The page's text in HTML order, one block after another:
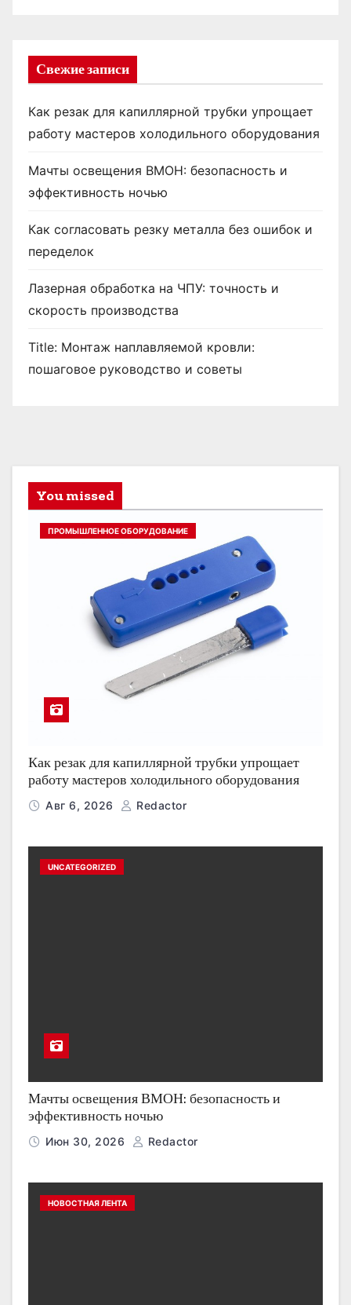
Свежие записи
Как резак для капиллярной трубки упрощает
работу мастеров холодильного оборудования
Мачты освещения ВМОН: безопасность и
эффективность ночью
Как согласовать резку металла без ошибок и
переделок
Лазерная обработка на ЧПУ: точность и
скорость производства
Title: Монтаж наплавляемой кровли:
пошаговое руководство и советы
You missed
ПРОМЫШЛЕННОЕ ОБОРУДОВАНИЕ
Как резак для капиллярной трубки упрощает
работу мастеров холодильного оборудования
Авг 6, 2026 Redactor
UNCATEGORIZED
Мачты освещения ВМОН: безопасность и
эффективность ночью
Июн 30, 2026 Redactor
НОВОСТНАЯ ЛЕНТА